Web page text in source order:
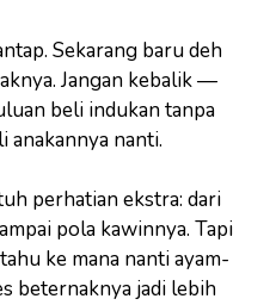
Sekarang baru deh
Jangan kebalik —
beli indukan tanpa
anakannya nanti.
perhatian ekstra: dari
pola kawinnya. Tapi
ke mana nanti ayam-
beternaknya jadi lebih